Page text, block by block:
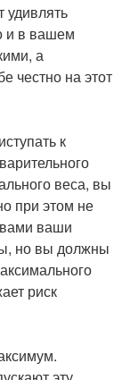
удивлять
и в вашем
а
честно на этот
к
веса, вы
при этом не
ваши
но вы должны
риск